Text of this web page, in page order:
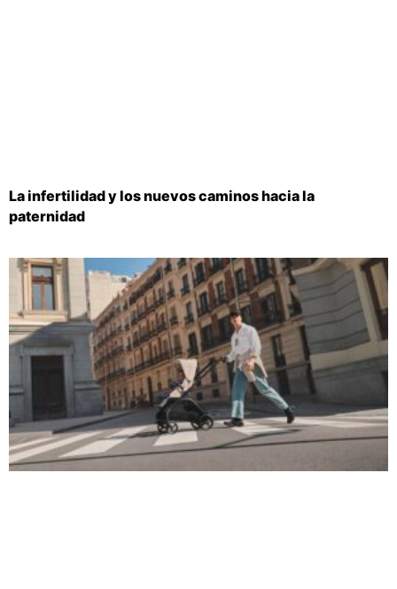
La infertilidad y los nuevos caminos hacia la
paternidad